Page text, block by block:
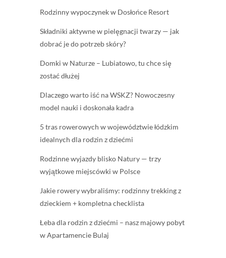
Rodzinny wypoczynek w Dosłońce Resort
Składniki aktywne w pielęgnacji twarzy — jak
dobrać je do potrzeb skóry?
Domki w Naturze – Lubiatowo, tu chce się
zostać dłużej
Dlaczego warto iść na WSKZ? Nowoczesny
model nauki i doskonała kadra
5 tras rowerowych w województwie łódzkim
idealnych dla rodzin z dziećmi
Rodzinne wyjazdy blisko Natury — trzy
wyjątkowe miejscówki w Polsce
Jakie rowery wybraliśmy: rodzinny trekking z
dzieckiem + kompletna checklista
Łeba dla rodzin z dziećmi – nasz majowy pobyt
w Apartamencie Bulaj